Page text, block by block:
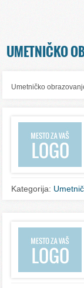
UMETNIČKO
Umetničko
Kategorija: